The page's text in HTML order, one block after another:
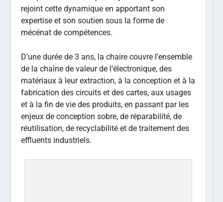
rejoint cette dynamique en apportant son
expertise et son soutien sous la forme de
mécénat de compétences.
D’une durée de 3 ans, la chaire couvre l’ensemble
de la chaîne de valeur de l’électronique, des
matériaux à leur extraction, à la conception et à la
fabrication des circuits et des cartes, aux usages
et à la fin de vie des produits, en passant par les
enjeux de conception sobre, de réparabilité, de
réutilisation, de recyclabilité et de traitement des
effluents industriels.